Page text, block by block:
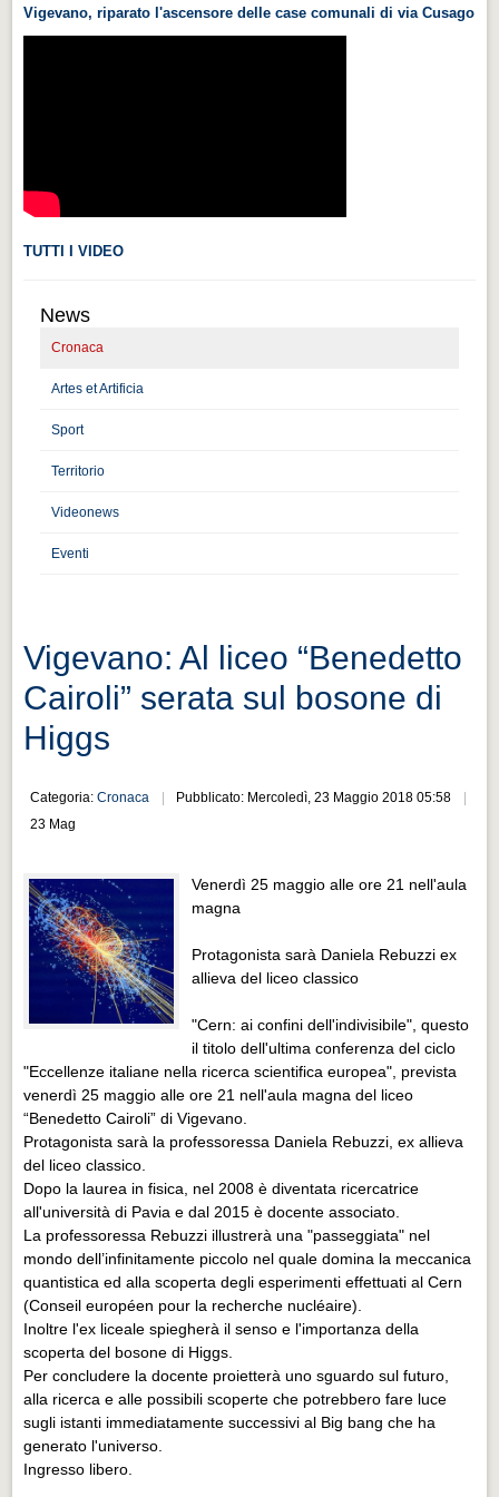
Videonews
CHI SIAMO
CITTÀ
Guida turistica rapida
Guida turistica rapida
Musica e teatro
Musica e teatro
Distretto industriale
Distretto industriale
Muoversi a Vigevano
Cultura e turismo 4.0
PROGETTI
PROGETTI
Progetti Aperti
Progetti Realizzati
EVENTI
EVENTI
Eventi Vigevano
Eventi Vigevano
Eventi Pavia
Eventi Pavia
Vigevano, riparato l'ascensore delle case comunali di via Cusago
TUTTI I VIDEO
News
Cronaca
Artes et Artificia
Sport
Territorio
Videonews
Eventi
Vigevano: Al liceo “Benedetto
Cairoli” serata sul bosone di
Higgs
Categoria:Cronaca
Pubblicato: Mercoledì, 23 Maggio 2018 05:58
23 Mag
Venerdì 25 maggio alle ore 21 nell'aula
magna
Protagonista sarà Daniela Rebuzzi ex
allieva del liceo classico
"Cern: ai confini dell'indivisibile", questo
il titolo dell'ultima conferenza del ciclo
"Eccellenze italiane nella ricerca scientifica europea", prevista
venerdì 25 maggio alle ore 21 nell'aula magna del liceo
“Benedetto Cairoli” di Vigevano.
Protagonista sarà la professoressa Daniela Rebuzzi, ex allieva
del liceo classico.
Dopo la laurea in fisica, nel 2008 è diventata ricercatrice
all'università di Pavia e dal 2015 è docente associato.
La professoressa Rebuzzi illustrerà una "passeggiata" nel
mondo dell’infinitamente piccolo nel quale domina la meccanica
quantistica ed alla scoperta degli esperimenti effettuati al Cern
(Conseil européen pour la recherche nucléaire).
Inoltre l'ex liceale spiegherà il senso e l'importanza della
scoperta del bosone di Higgs.
Per concludere la docente proietterà uno sguardo sul futuro,
alla ricerca e alle possibili scoperte che potrebbero fare luce
sugli istanti immediatamente successivi al Big bang che ha
generato l'universo.
Ingresso libero.